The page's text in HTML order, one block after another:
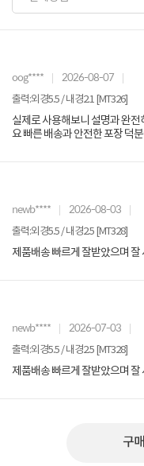
oog**** 2026-08-07
출력:외경5.5 / 내경2.1 [MT326]
실제로 사용해보니 설명과 완
요 빠른 배송과 안전한 포장 덕
newb**** 2026-08-03
출력:외경5.5 / 내경2.5 [MT328]
제품배송 빠르게 잘받았으며
newb**** 2026-07-03
출력:외경5.5 / 내경2.5 [MT328]
제품배송 빠르게 잘받았으며
구